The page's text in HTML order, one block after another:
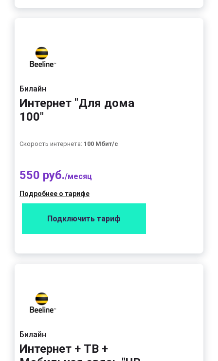
Билайн
Интернет "Для дома
100"
Скорость интернета: 100 Мбит/с
550 руб./месяц
Подробнее о тарифе
Подключить тариф
Билайн
Интернет + ТВ +